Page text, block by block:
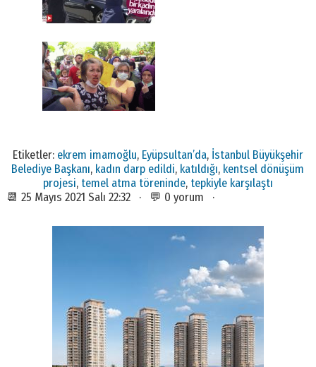
Etiketler: ekrem imamoğlu, Eyüpsultan’da, İstanbul Büyükşehir
Belediye Başkanı, kadın darp edildi, katıldığı, kentsel dönüşüm
projesi, temel atma töreninde, tepkiyle karşılaştı
📆 25 Mayıs 2021 Salı 22:32 · 💬 0 yorum ·